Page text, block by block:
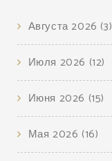
Августа 2026 (3)
Июля 2026 (12)
Июня 2026 (15)
Мая 2026 (16)